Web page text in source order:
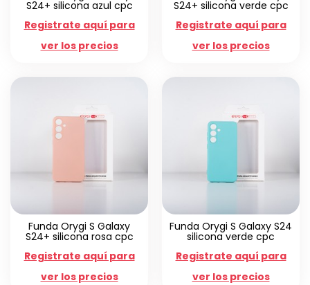
S24+ silicona azul cpc
Registrate aquí para
ver los precios
S24+ silicona verde cpc
Registrate aquí para
ver los precios
Funda Orygi S Galaxy
S24+ silicona rosa cpc
Registrate aquí para
ver los precios
Funda Orygi S Galaxy S24
silicona verde cpc
Registrate aquí para
ver los precios